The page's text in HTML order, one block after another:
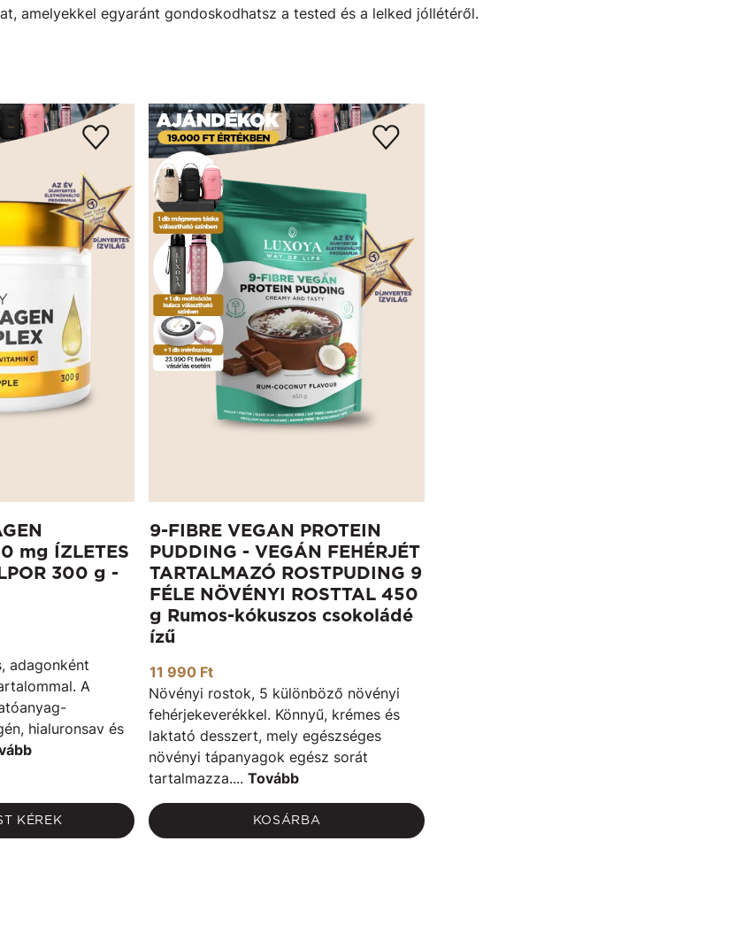
amelyekkel egyaránt gondoskodhatsz a tested és a lelked jóllétéről.
mg ÍZLETES
300 g -
adagonként
A
hialuronsav és
KÉREK
9-FIBRE VEGAN PROTEIN
PUDDING - VEGÁN FEHÉRJÉT
TARTALMAZÓ ROSTPUDING 9
FÉLE NÖVÉNYI ROSTTAL 450
g Rumos-kókuszos csokoládé
ízű
11 990 Ft
Növényi rostok, 5 különböző növényi
fehérjekeverékkel. Könnyű, krémes és
laktató desszert, mely egészséges
növényi tápanyagok egész sorát
tartalmazza.... Tovább
KOSÁRBA